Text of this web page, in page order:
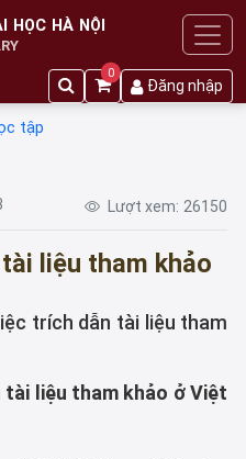
HỌC HÀ NỘI
0
Đăng nhập
tập
Lượt xem: 26150
liệu tham khảo
trích dẫn tài liệu tham
liệu tham khảo ở Việt